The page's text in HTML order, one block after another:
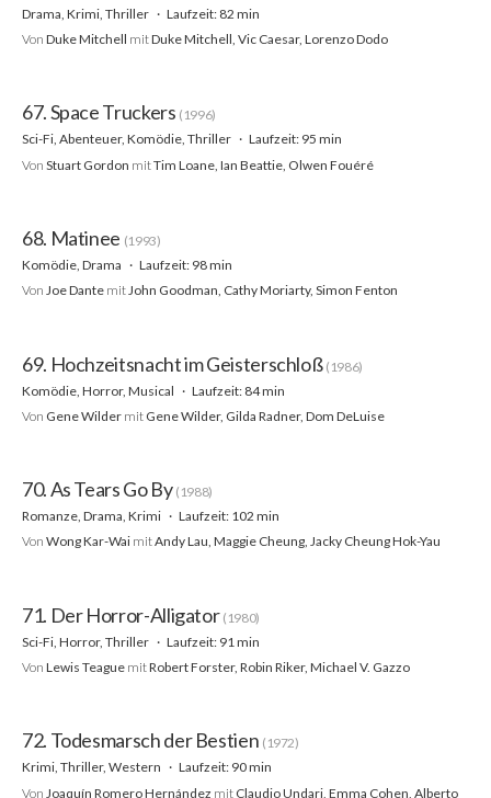
Drama, Krimi, Thriller
Laufzeit: 82 min
Von Duke Mitchell mitDuke Mitchell, Vic Caesar, Lorenzo Dodo
67. Space Truckers (1996)
Sci-Fi, Abenteuer, Komödie, Thriller
Laufzeit: 95 min
Von Stuart Gordon mitTim Loane, Ian Beattie, Olwen Fouéré
68. Matinee (1993)
Komödie, Drama
Laufzeit: 98 min
Von Joe Dante mitJohn Goodman, Cathy Moriarty, Simon Fenton
69. Hochzeitsnacht im Geisterschloß (1986)
Komödie, Horror, Musical
Laufzeit: 84 min
Von Gene Wilder mit Gene Wilder, Gilda Radner, Dom DeLuise
70. As Tears Go By (1988)
Romanze, Drama, Krimi
Laufzeit: 102 min
Von Wong Kar-Wai mitAndy Lau, Maggie Cheung, Jacky Cheung Hok-Yau
71. Der Horror-Alligator (1980)
Sci-Fi, Horror, Thriller
Laufzeit: 91 min
Von Lewis Teague mitRobert Forster, Robin Riker, Michael V. Gazzo
72. Todesmarsch der Bestien (1972)
Krimi, Thriller, Western
Laufzeit: 90 min
Von Joaquín Romero Hernández mit Claudio Undari, Emma Cohen, Alberto